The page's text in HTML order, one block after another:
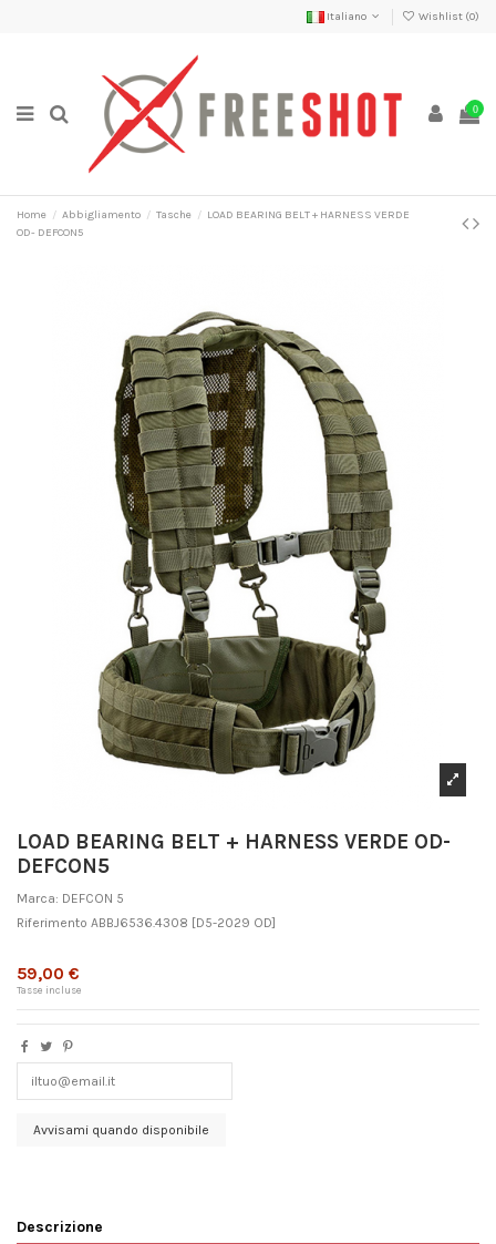
Italiano Wishlist (0)
0
Home Abbigliamento Tasche
LOAD BEARING BELT + HARNESS VERDE
OD- DEFCON5
LOAD BEARING BELT + HARNESS VERDE OD-
DEFCON5
Marca: DEFCON 5
Riferimento ABBJ6536.4308 [D5-2029 OD]
59,00 €
Tasse incluse
Descrizione